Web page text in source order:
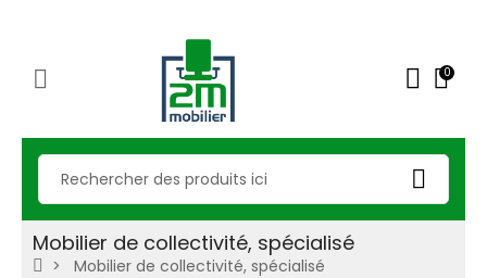
0
Mobilier de collectivité, spécialisé
Mobilier de collectivité, spécialisé